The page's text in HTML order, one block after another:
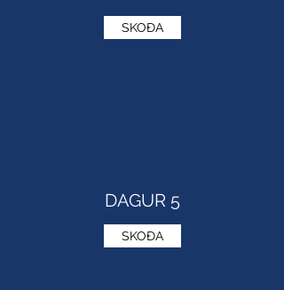
SKOÐA
DAGUR 5
SKOÐA